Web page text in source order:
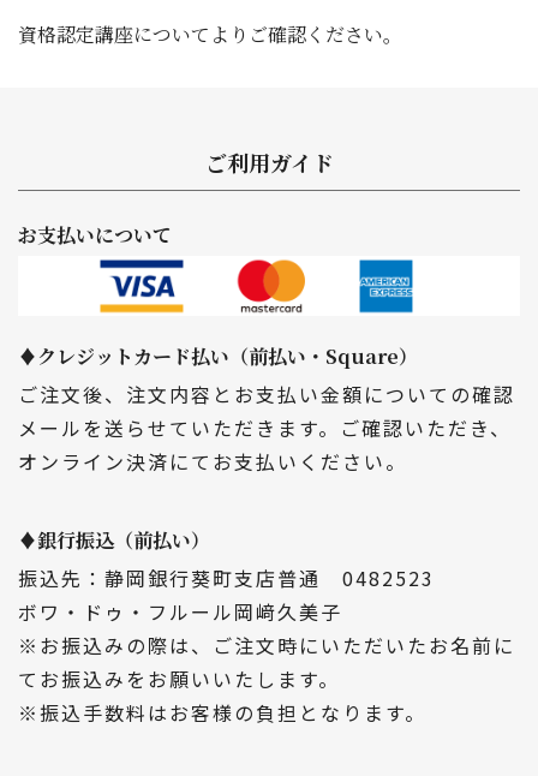
資格認定講座について よりご確認ください。
ご利用ガイド
お支払いについて
♦クレジットカード払い（前払い・Square）
ご注文後、注文内容とお支払い金額についての確認
メールを送らせていただきます。ご確認いただき、
オンライン決済にてお支払いください。
♦銀行振込（前払い）
振込先：静岡銀行葵町支店普通 0482523
ボワ・ドゥ・フルール岡﨑久美子
※お振込みの際は、ご注文時にいただいたお名前に
てお振込みをお願いいたします。
※振込手数料はお客様の負担となります。